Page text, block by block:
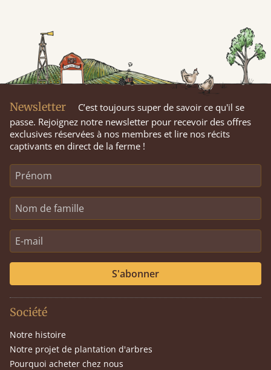
Newsletter
C’est toujours super de savoir ce qu'il se
passe. Rejoignez notre newsletter pour recevoir des offres
exclusives réservées à nos membres et lire nos récits
captivants en direct de la ferme !
S'abonner
Société
Notre histoire
Notre projet de plantation d'arbres
Pourquoi acheter chez nous